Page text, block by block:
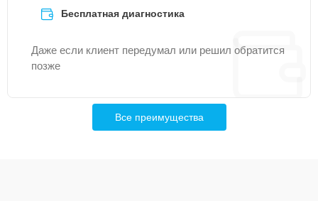
Бесплатная диагностика
Даже если клиент передумал или решил обратится
позже
Все преимущества